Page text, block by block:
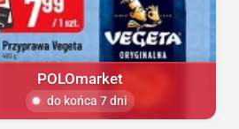
POLOmarket
do końca 7 dni